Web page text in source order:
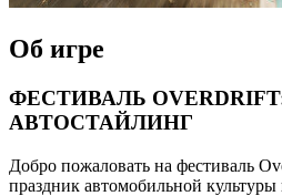
Об игре
ФЕСТИВАЛЬ
АВТОСТАЙЛИНГ
Добро пожаловать на фестиваль
праздник автомобильной культуры